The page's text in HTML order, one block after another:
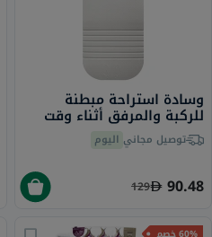
وسادة استراحة مبطنة
للركبة والمرفق أثناء وقت
الاستحمام تومي تيبي،
رماديتوصيل مجاني اليوم
90.48
129